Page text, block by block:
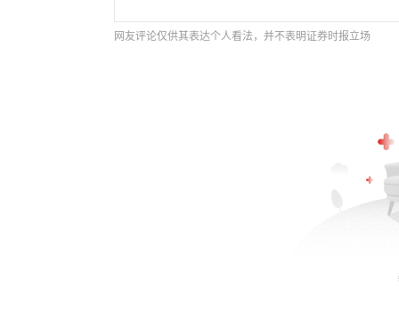
网友评论仅供其表达个人看法，并不表明证券时报立场